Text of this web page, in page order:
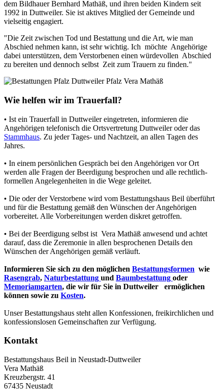
dem Bildhauer Bernhard Mathäß, und ihren beiden Kindern seit
1992 in Duttweiler. Sie ist aktives Mitglied der Gemeinde und
vielseitig engagiert.
"Die Zeit zwischen Tod und Bestattung und die Art, wie man
Abschied nehmen kann, ist sehr wichtig. Ich möchte Angehörige
dabei unterstützen, dem Verstorbenen einen würdevollen Abschied
zu bereiten und dennoch selbst Zeit zum Trauern zu finden."
Wie helfen wir im Trauerfall?
• Ist ein Trauerfall in Duttweiler eingetreten, informieren die
Angehörigen telefonisch die Ortsvertretung Duttweiler oder das
Stammhaus. Zu jeder Tages- und Nachtzeit, an allen Tagen des
Jahres.
• In einem persönlichen Gespräch bei den Angehörigen vor Ort
werden alle Fragen der Beerdigung besprochen und alle rechtlich-
formellen Angelegenheiten in die Wege geleitet.
• Die oder der Verstorbene wird vom Bestattungshaus Beil überführt
und für die Bestattung gemäß den Wünschen der Angehörigen
vorbereitet. Alle Vorbereitungen werden diskret getroffen.
• Bei der Beerdigung selbst ist Vera Mathäß anwesend und achtet
darauf, dass die Zeremonie in allen besprochenen Details den
Wünschen der Angehörigen gemäß verläuft.
Informieren Sie sich zu den möglichen Bestattungsformen wie
Rasengrab, Naturbestattung und Baumbestattung oder
Memoriamgarten, die wir für Sie in Duttweiler ermöglichen
können sowie zu Kosten.
Unser Bestattungshaus steht allen Konfessionen, freikirchlichen und
konfessionslosen Gemeinschaften zur Verfügung.
Kontakt
Bestattungshaus Beil in Neustadt-Duttweiler
Vera Mathäß
Kreuzbergstr. 41
67435 Neustadt